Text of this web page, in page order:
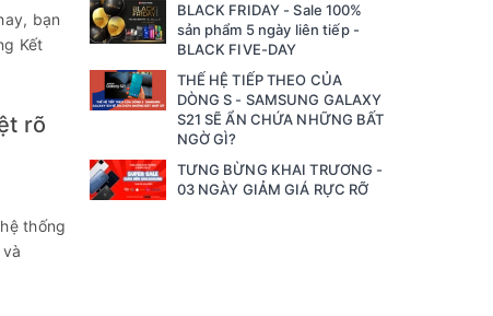
bạn
Kết
rõ
thống
BLACK FRIDAY - Sale 100%
sản phẩm 5 ngày liên tiếp -
BLACK FIVE-DAY
THẾ HỆ TIẾP THEO CỦA
DÒNG S - SAMSUNG GALAXY
S21 SẼ ẨN CHỨA NHỮNG BẤT
NGỜ GÌ?
TƯNG BỪNG KHAI TRƯƠNG -
03 NGÀY GIẢM GIÁ RỰC RỠ